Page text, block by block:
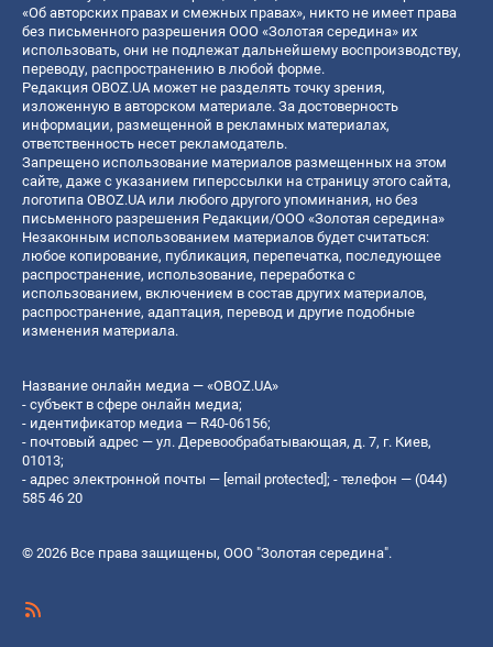
«Об авторских правах и смежных правах», никто не имеет права
без письменного разрешения ООО «Золотая середина» их
использовать, они не подлежат дальнейшему воспроизводству,
переводу, распространению в любой форме.
Редакция OBOZ.UA может не разделять точку зрения,
изложенную в авторском материале. За достоверность
информации, размещенной в рекламных материалах,
ответственность несет рекламодатель.
Запрещено использование материалов размещенных на этом
сайте, даже с указанием гиперссылки на страницу этого сайта,
логотипа OBOZ.UA или любого другого упоминания, но без
письменного разрешения Редакции/ООО «Золотая середина»
Незаконным использованием материалов будет считаться:
любое копирование, публикация, перепечатка, последующее
распространение, использование, переработка с
использованием, включением в состав других материалов,
распространение, адаптация, перевод и другие подобные
изменения материала.
Название онлайн медиа — «OBOZ.UA»
- субъект в сфере онлайн медиа;
- идентификатор медиа — R40-06156;
- почтовый адрес — ул. Деревообрабатывающая, д. 7, г. Киев,
01013;
- адрес электронной почты — [email protected]; - телефон — (044)
585 46 20
© 2026 Все права защищены, ООО "Золотая середина".